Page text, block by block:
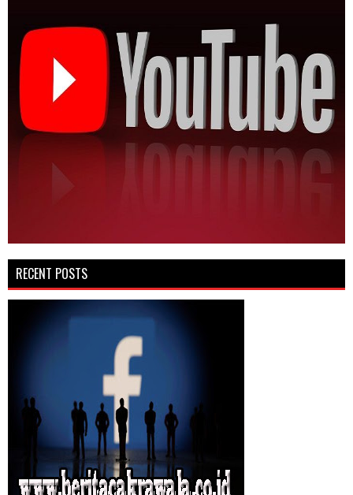
RECENT POSTS